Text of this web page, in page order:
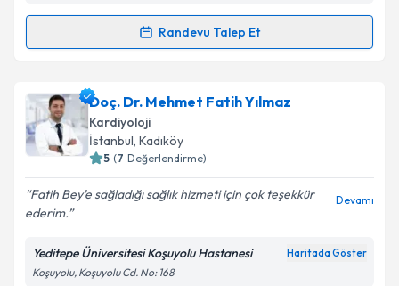
Kişisel verilerimin işlenmesine ilişkinAydınlatma
kapsamda işlenmesini kabul ediyorum.
Takvim Talebini Gönder
Randevu Talep Et
Randevu Takvimi Talebi
Uzm. Dr. Aslı Sönmeziçin randevu takvimi talebi
oluşturun. Size bu uzmandan randevu almanız için bir
takvim hazırlandığında e-posta ile bilgilendireceğiz.
Kişisel verilerimin işlenmesine ilişkin
Aydınlatma
Metni'ni okudum ve kişisel verilerimin belirtilen
Doç. Dr. Mehmet Fatih Yılmaz
Kardiyoloji
İstanbul, Kadıköy
5 (7 Değerlendirme)
Fatih Bey'e sağladığı sağlık hizmeti için çok teşekkür
ederim.
Devamı
Yeditepe Üniversitesi Koşuyolu Hastanesi Haritada Göster
Koşuyolu, Koşuyolu Cd. No: 168